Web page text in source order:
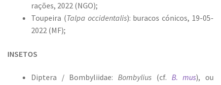
rações, 2022 (NGO);
Toupeira (Talpa occidentalis): buracos cónicos, 19-05-
2022 (MF);
INSETOS
Diptera / Bombyliidae:Bombylius (cf. B. mus), ou